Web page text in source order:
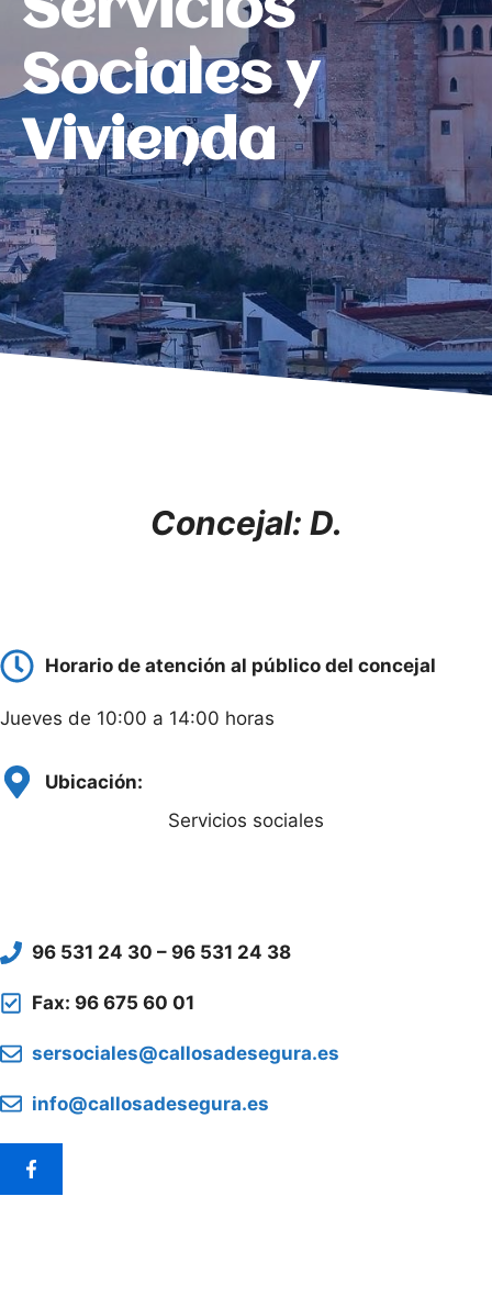
Servicios
Sociales y
Vivienda
Concejal: D.
Horario de atención al público del concejal
Jueves de 10:00 a 14:00 horas
Ubicación:
Servicios sociales
96 531 24 30 – 96 531 24 38
Fax: 96 675 60 01
sersociales@callosadesegura.es
info@callosadesegura.es